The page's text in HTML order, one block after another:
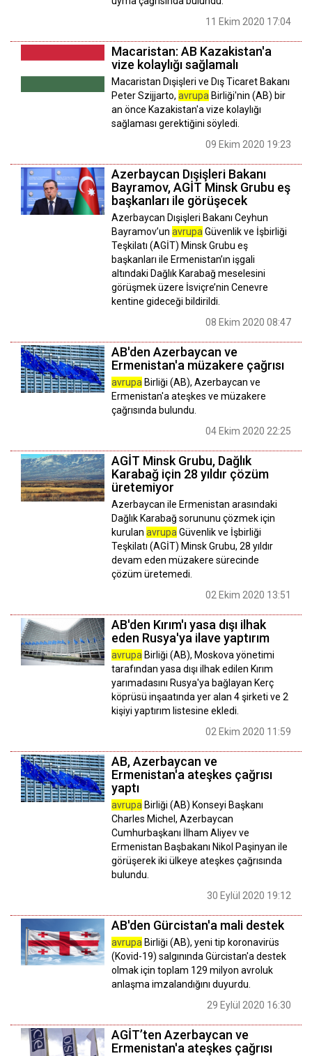
11 Ekim 2020 17:04
Macaristan: AB Kazakistan'a
vize kolaylığı sağlamalı
Macaristan Dışişleri ve Dış Ticaret Bakanı
Peter Szijjarto, avrupa Birliği'nin (AB) bir
an önce Kazakistan'a vize kolaylığı
sağlaması gerektiğini söyledi.
09 Ekim 2020 19:23
Azerbaycan Dışişleri Bakanı
Bayramov, AGİT Minsk Grubu eş
başkanları ile görüşecek
Azerbaycan Dışişleri Bakanı Ceyhun
Bayramov’un avrupaGüvenlik ve İşbirliği
Teşkilatı (AGİT) Minsk Grubu eş
başkanları ile Ermenistan’ın işgali
altındaki Dağlık Karabağ meselesini
görüşmek üzere İsviçre’nin Cenevre
kentine gideceği bildirildi.
08 Ekim 2020 08:47
AB'den Azerbaycan ve
Ermenistan'a müzakere çağrısı
avrupa Birliği (AB), Azerbaycan ve
Ermenistan'a ateşkes ve müzakere
çağrısında bulundu.
04 Ekim 2020 22:25
AGİT Minsk Grubu, Dağlık
Karabağ için 28 yıldır çözüm
üretemiyor
Azerbaycan ile Ermenistan arasındaki
Dağlık Karabağ sorununu çözmek için
kurulan avrupa Güvenlik ve İşbirliği
Teşkilatı (AGİT) Minsk Grubu, 28 yıldır
devam eden müzakere sürecinde
çözüm üretemedi.
02 Ekim 2020 13:51
AB'den Kırım'ı yasa dışı ilhak
eden Rusya'ya ilave yaptırım
avrupa Birliği (AB), Moskova yönetimi
tarafından yasa dışı ilhak edilen Kırım
yarımadasını Rusya'ya bağlayan Kerç
köprüsü inşaatında yer alan 4 şirketi ve 2
kişiyi yaptırım listesine ekledi.
02 Ekim 2020 11:59
AB, Azerbaycan ve
Ermenistan'a ateşkes çağrısı
yaptı
avrupa Birliği (AB) Konseyi Başkanı
Charles Michel, Azerbaycan
Cumhurbaşkanı İlham Aliyev ve
Ermenistan Başbakanı Nikol Paşinyan ile
görüşerek iki ülkeye ateşkes çağrısında
bulundu.
30 Eylül 2020 19:12
AB'den Gürcistan'a mali destek
avrupa Birliği (AB), yeni tip koronavirüs
(Kovid-19) salgınında Gürcistan'a destek
olmak için toplam 129 milyon avroluk
anlaşma imzalandığını duyurdu.
29 Eylül 2020 16:30
AGİT’ten Azerbaycan ve
Ermenistan'a ateşkes çağrısı